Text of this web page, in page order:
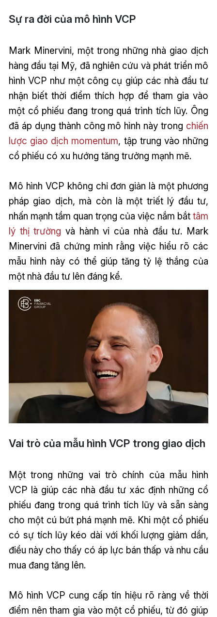
Sự ra đời của mô hình VCP
Mark Minervini, một trong những nhà giao dịch
hàng đầu tại Mỹ, đã nghiên cứu và phát triển mô
hình VCP như một công cụ giúp các nhà đầu tư
nhận biết thời điểm thích hợp để tham gia vào
một cổ phiếu đang trong quá trình tích lũy. Ông
đã áp dụng thành công mô hình này trong chiến
lược giao dịch momentum, tập trung vào những
cổ phiếu có xu hướng tăng trưởng mạnh mẽ.
Mô hình VCP không chỉ đơn giản là một phương
pháp giao dịch, mà còn là một triết lý đầu tư,
nhấn mạnh tầm quan trọng của việc nắm bắttâm
lý thị trường và hành vi của nhà đầu tư. Mark
Minervini đã chứng minh rằng việc hiểu rõ các
mẫu hình này có thể giúp tăng tỷ lệ thắng của
một nhà đầu tư lên đáng kể.
Vai trò của mẫu hình VCP trong giao dịch
Một trong những vai trò chính của mẫu hình
VCP là giúp các nhà đầu tư xác định những cổ
phiếu đang trong quá trình tích lũy và sẵn sàng
cho một cú bứt phá mạnh mẽ. Khi một cổ phiếu
có sự tích lũy kéo dài với khối lượng giảm dần,
điều này cho thấy có áp lực bán thấp và nhu cầu
mua đang tăng lên.
Mô hình VCP cung cấp tín hiệu rõ ràng về thời
điểm nên tham gia vào một cổ phiếu, từ đó giúp